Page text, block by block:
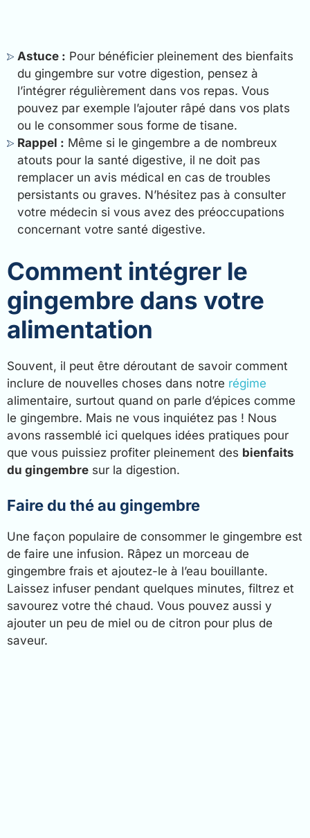
Astuce : Pour bénéficier pleinement des bienfaits
du gingembre sur votre digestion, pensez à
l’intégrer régulièrement dans vos repas. Vous
pouvez par exemple l’ajouter râpé dans vos plats
ou le consommer sous forme de tisane.
Rappel : Même si le gingembre a de nombreux
atouts pour la santé digestive, il ne doit pas
remplacer un avis médical en cas de troubles
persistants ou graves. N’hésitez pas à consulter
votre médecin si vous avez des préoccupations
concernant votre santé digestive.
Comment intégrer le
gingembre dans votre
alimentation
Souvent, il peut être déroutant de savoir comment
inclure de nouvelles choses dans notre régime
alimentaire, surtout quand on parle d’épices comme
le gingembre. Mais ne vous inquiétez pas ! Nous
avons rassemblé ici quelques idées pratiques pour
que vous puissiez profiter pleinement des bienfaits
du gingembre sur la digestion.
Faire du thé au gingembre
Une façon populaire de consommer le gingembre est
de faire une infusion. Râpez un morceau de
gingembre frais et ajoutez-le à l’eau bouillante.
Laissez infuser pendant quelques minutes, filtrez et
savourez votre thé chaud. Vous pouvez aussi y
ajouter un peu de miel ou de citron pour plus de
saveur.